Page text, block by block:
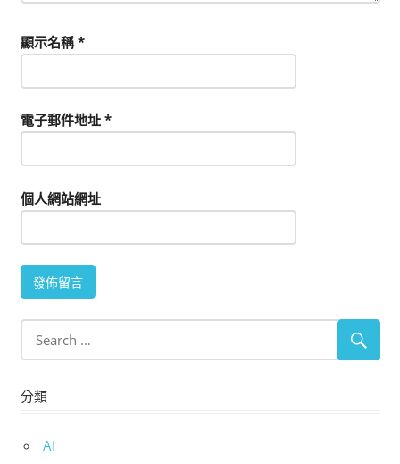
顯示名稱*
電子郵件地址 *
個人網站網址
分類
AI